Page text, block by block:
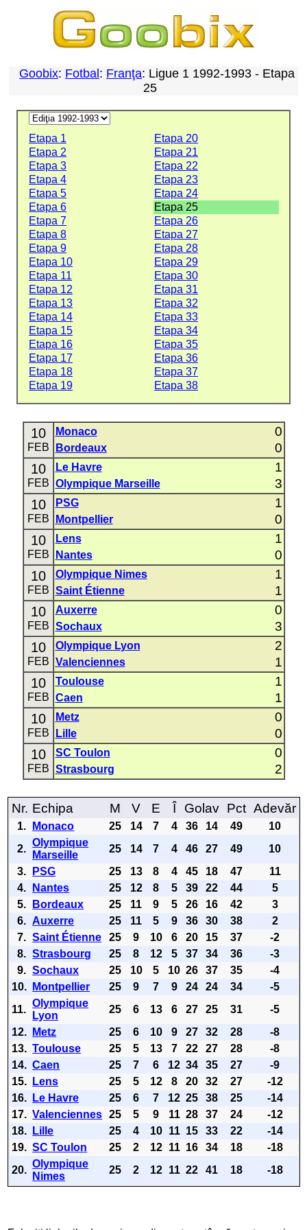
Goobix: Fotbal : Franţa: Ligue 1 1992-1993 - Etapa
25
Etapa 1
Etapa 20
Etapa 2
Etapa 21
Etapa 3
Etapa 22
Etapa 4
Etapa 23
Etapa 5
Etapa 24
Etapa 6
Etapa 25
Etapa 7
Etapa 26
Etapa 8
Etapa 27
Etapa 9
Etapa 28
Etapa 10
Etapa 29
Etapa 11
Etapa 30
Etapa 12
Etapa 31
Etapa 13
Etapa 32
Etapa 14
Etapa 33
Etapa 15
Etapa 34
Etapa 16
Etapa 35
Etapa 17
Etapa 36
Etapa 18
Etapa 37
Etapa 19
Etapa 38
10
FEB
Monaco 0
Bordeaux 0
10
FEB
Le Havre 1
Olympique Marseille 3
10
FEB
PSG 1
Montpellier 0
10
FEB
Lens 1
Nantes 0
10
FEB
Olympique Nimes 1
Saint Étienne 1
10
FEB
Auxerre 0
Sochaux 3
10
FEB
Olympique Lyon 2
Valenciennes 1
10
FEB
Toulouse 1
Caen 1
10
FEB
Metz 0
Lille 0
10
FEB
SC Toulon 0
Strasbourg 2
Nr. Echipa M V E Î Golav Pct Adevăr
1. Monaco 25 14 7 4 36 14 49
10
2.
Olympique
Marseille
25 14 7 4 46 27 49
10
3.
PSG 25 13 8 4 45 18 47
11
4.
Nantes 25 12 8 5 39 22 44
5
5.
Bordeaux 25 11 9 5 26 16 42
3
6. Auxerre 25 11 5 9 36 30 38
2
7. Saint Étienne 25 9 10 6 20 15 37
-2
8. Strasbourg 25 8 12 5 37 34 36
-3
9. Sochaux 25 10 5 10 26 37 35
-4
10.
Montpellier 25 9 7 9 24 24 34
-5
11.
Olympique
Lyon
25 6 13 6 27 25 31
-5
12.
Metz 25 6 10 9 27 32 28
-8
13. Toulouse 25 5 13 7 22 27 28
-8
14. Caen 25 7 6 12 34 35 27
-9
15.
Lens 25 5 12 8 20 32 27
-12
16.
Le Havre 25 6 7 12 25 38 25
-14
17. Valenciennes 25 5 9 11 28 37 24
-12
18.
Lille 25 4 10 11 15 33 22
-14
19. SC Toulon 25 2 12 11 16 34 18
-18
20.
Olympique
Nimes
25 2 12 11 22 41 18 -18